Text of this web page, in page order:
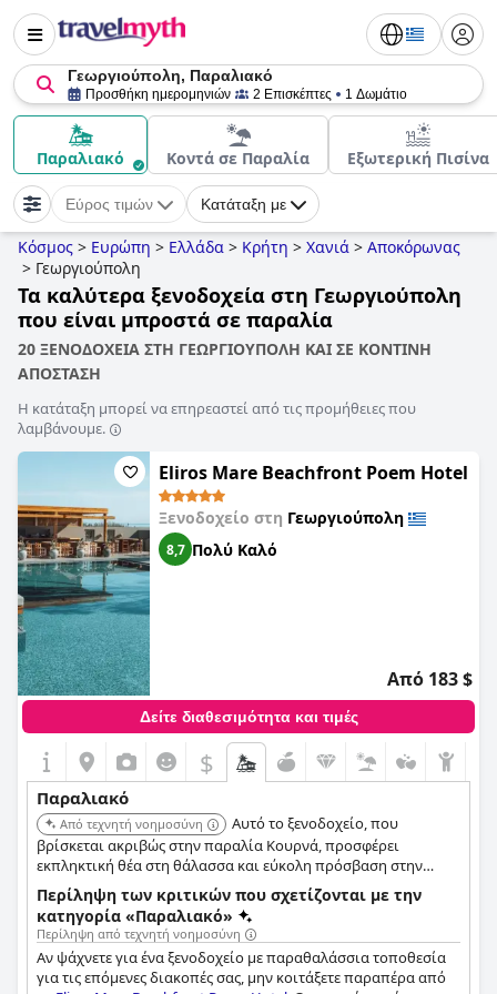
Γεωργιούπολη, Παραλιακό
Προσθήκη ημερομηνιών 2 Επισκέπτες 1 Δωμάτιο
Παραλιακό Κοντά σε Παραλία Εξωτερική Πισίνα
Εύρος τιμών Κατάταξη με
Κόσμος > Ευρώπη > Ελλάδα > Κρήτη > Χανιά > Αποκόρωνας
> Γεωργιούπολη
Τα καλύτερα ξενοδοχεία στη Γεωργιούπολη
που είναι μπροστά σε παραλία
20 ΞΕΝΟΔΟΧΕΙΑ ΣΤΗ ΓΕΩΡΓΙΟΥΠΟΛΗ ΚΑΙ ΣΕ ΚΟΝΤΙΝΗ
ΑΠΟΣΤΑΣΗ
Η κατάταξη μπορεί να επηρεαστεί από τις προμήθειες που
λαμβάνουμε.
Eliros Mare Beachfront Poem Hotel
Ξενοδοχείο στη Γεωργιούπολη
8,7 Πολύ Καλό
Από 183 $
Δείτε διαθεσιμότητα και τιμές
$
Παραλιακό
Από τεχνητή νοημοσύνη
Αυτό το ξενοδοχείο, που
βρίσκεται ακριβώς στην παραλία Κουρνά, προσφέρει
εκπληκτική θέα στη θάλασσα και εύκολη πρόσβαση στην
παραλία. Οι επισκέπτες επαινούν την εξαιρετική του κουζίνα
και τα άνετα, μοντέρνα δωμάτια ακριβώς δίπλα στη θάλασσα,
εστιάζοντας σε μια καθαρή ποιητική εμπειρία δίπλα στη
θάλασσα.
Περίληψη των κριτικών που σχετίζονται με την
κατηγορία «Παραλιακό»
Περίληψη από τεχνητή νοημοσύνη
Αν ψάχνετε για ένα ξενοδοχείο με παραθαλάσσια τοποθεσία
για τις επόμενες διακοπές σας, μην κοιτάξετε παραπέρα από